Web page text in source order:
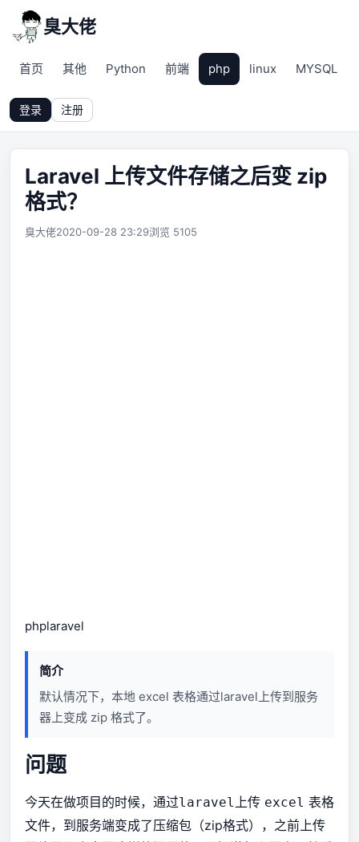
臭大佬
首页 其他 Python 前端 php linux MYSQL
登录 注册
Laravel 上传文件存储之后变 zip
格式？
臭大佬2020-09-28 23:29浏览 5105
phplaravel
简介
默认情况下，本地 excel 表格通过laravel上传到服务
器上变成 zip 格式了。
问题
今天在做项目的时候，通过laravel上传 excel 表格
文件，到服务端变成了压缩包（zip格式），之前上传